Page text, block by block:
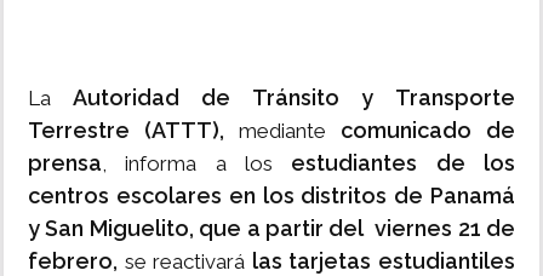
La Autoridad de Tránsito y Transporte
Terrestre (ATTT), mediante comunicado de
prensa, informa a los estudiantes de los
centros escolares en los distritos de Panamá
y San Miguelito, que a partir del viernes 21 de
febrero, se reactivará las tarjetas estudiantiles